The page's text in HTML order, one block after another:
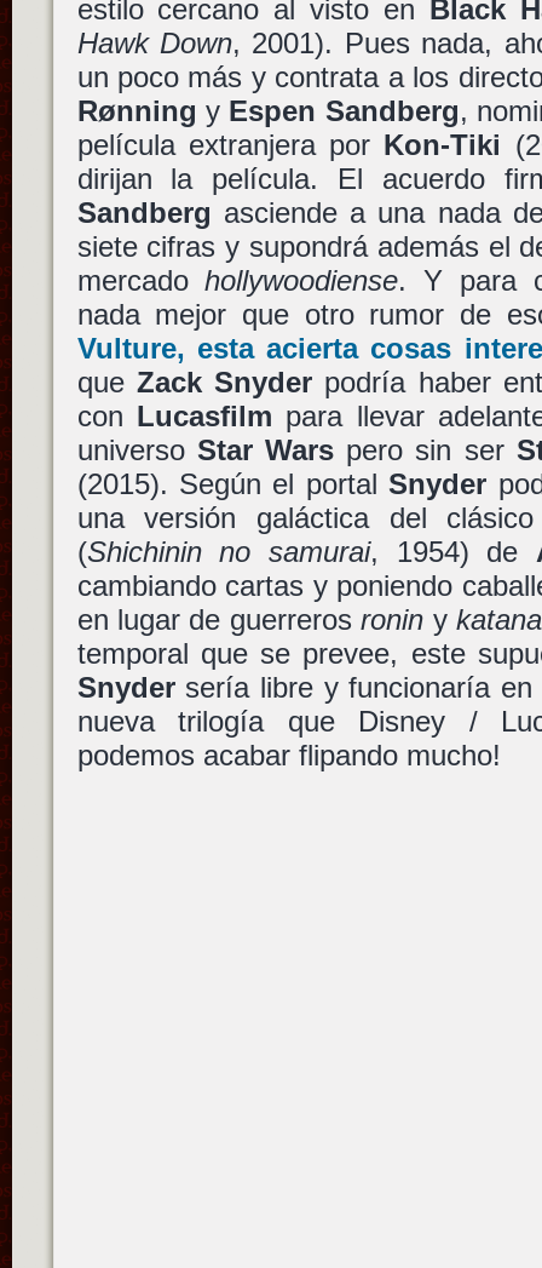
estilo cercano al visto en Black
Hawk Down, 2001). Pues nada,
un poco más y contrata a los
Rønning y Espen Sandberg,
película extranjera por Kon-Tiki
dirijan la película. El acuerdo
Sandberg asciende a una nada
siete cifras y supondrá además el
mercadohollywoodiense. Y para
nada mejor que otro rumor de
Vulture, esta acierta cosas
que Zack Snyder podría haber
con Lucasfilm para llevar
universo Star Wars pero sin ser
(2015). Según el portalSnyder
una versión galáctica del
(Shichinin no samurai, 1954) de
cambiando cartas y poniendo
en lugar de guerrerosronin y
temporal que se prevee, este
Snydersería libre y funcionaría en
nueva trilogía que Disney /
podemos acabar flipando mucho!